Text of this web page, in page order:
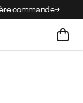
commande